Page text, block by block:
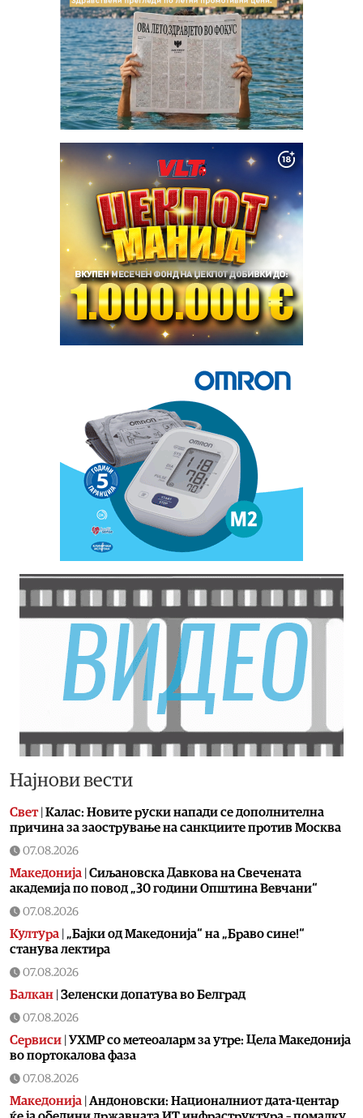
Најнови вести
Свет| Калас: Новите руски напади се дополнителна
причина за заострување на санкциите против Москва
07.08.2026
Македонија Сиљановска Давкова на Свечената
академија по повод „30 години Општина Вевчани“
07.08.2026
Култура „Бајки од Македонија“ на „Браво сине!“
станува лектира
07.08.2026
Балкан Зеленски допатува во Белград
07.08.2026
Сервиси УХМР со метеоаларм за утре: Цела Македонија
во портокалова фаза
07.08.2026
Македонија Андоновски: Националниот дата-центар